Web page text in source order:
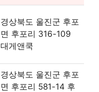
경상북도 울진군 후포
면 후포리 316-109
대게앤쿡
경상북도 울진군 후포
면 후포리 581-14 후